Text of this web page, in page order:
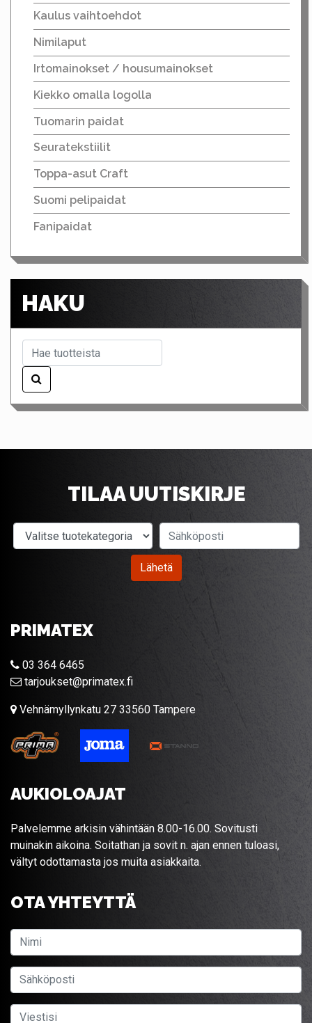
Kaulus vaihtoehdot
Nimilaput
Irtomainokset / housumainokset
Kiekko omalla logolla
Tuomarin paidat
Seuratekstiilit
Toppa-asut Craft
Suomi pelipaidat
Fanipaidat
HAKU
TILAA UUTISKIRJE
Valitse tuotekategoria
Lähetä
PRIMATEX
03 364 6465
tarjoukset@primatex.fi
Vehnämyllynkatu 27 33560 Tampere
AUKIOLOAJAT
Palvelemme arkisin vähintään 8.00-16.00. Sovitusti
muinakin aikoina. Soitathan ja sovit n. ajan ennen tuloasi,
vältyt odottamasta jos muita asiakkaita.
OTA YHTEYTTÄ